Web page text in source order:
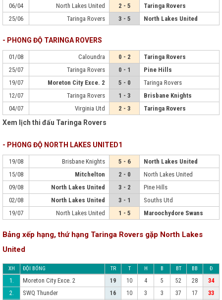
06/04
North Lakes United 2 - 5
Taringa Rovers
25/06
Taringa Rovers 3 - 5 North Lakes United
- PHONG ĐỘ TARINGA ROVERS
01/08 Caloundra 0 - 2
Taringa Rovers
25/07
Taringa Rovers 0 - 1
Pine Hills
19/07
Moreton City Exce. 2 5 - 0
Taringa Rovers
12/07
Taringa Rovers 1 - 3
Brisbane Knights
04/07
Virginia Utd 2 - 3 Taringa Rovers
Xem lịch thi đấu Taringa Rovers
- PHONG ĐỘ NORTH LAKES UNITED1
19/08 Brisbane Knights 5 - 6
North Lakes United
15/08
Mitchelton 2 - 0
North Lakes United
09/08
North Lakes United 3 - 2
Pine Hills
02/08
North Lakes United 3 - 1
Souths Utd
19/07
North Lakes United 1 - 5 Maroochydore Swans
Bảng xếp hạng, thứ hạng Taringa Rovers gặp North Lakes
United
XH ĐỘI BÓNG TR T H B BT BB Đ
1. Moreton City Exce. 2 19 10 4 5 52 28
34
2.
SWQ Thunder 16 10 3 3 37 17
33